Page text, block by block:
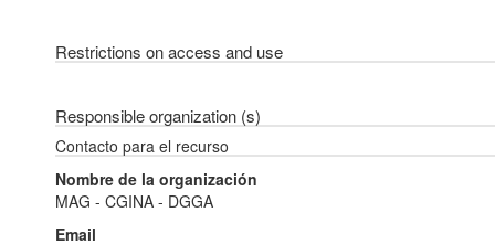
Restrictions on access and use
Responsible organization (s)
Contacto para el recurso
Nombre de la organización
MAG - CGINA - DGGA
Email